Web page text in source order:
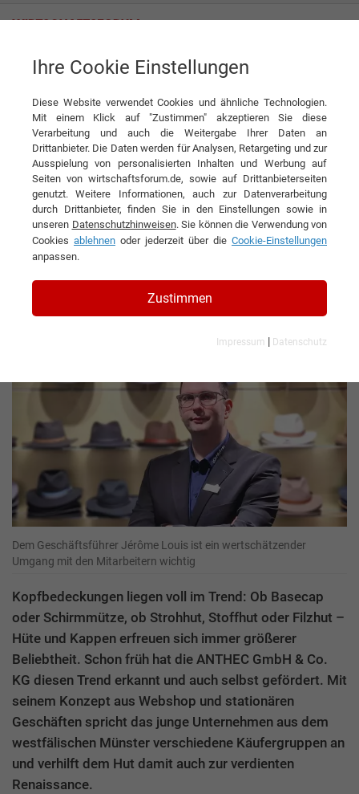
ANTHEC GmbH & Co. KG
Interview ANTHEC GmbH & Co. KG
DIESEN ARTIKEL EMPFEHLEN
Online oder Shop: Auf jeden Fall
immer gut behütet
Geschäftsführer der ANTHEC GmbH & Co.
KG
Dem Geschäftsführer Jérôme Louis ist ein wertschätzender
Umgang mit den Mitarbeitern wichtig
Kopfbedeckungen liegen voll im Trend: Ob Basecap
oder Schirmmütze, ob Strohhut, Stoffhut oder Filzhut –
Hüte und Kappen erfreuen sich immer größerer
Beliebtheit. Schon früh hat die ANTHEC GmbH & Co.
KG diesen Trend erkannt und auch selbst gefördert. Mit
seinem Konzept aus Webshop und stationären
Geschäften spricht das junge Unternehmen aus dem
westfälischen Münster verschiedene Käufergruppen an
und verhilft dem Hut damit auch zur verdienten
Renaissance.
Ihre Cookie Einstellungen
Diese Website verwendet Cookies und ähnliche Technologien.
Mit einem Klick auf "Zustimmen" akzeptieren Sie diese
Verarbeitung und auch die Weitergabe Ihrer Daten an
Drittanbieter. Die Daten werden für Analysen, Retargeting und zur
Ausspielung von personalisierten Inhalten und Werbung auf
Seiten von wirtschaftsforum.de, sowie auf Drittanbieterseiten
genutzt. Weitere Informationen, auch zur Datenverarbeitung
durch Drittanbieter, finden Sie in den Einstellungen sowie in
unseren Datenschutzhinweisen. Sie können die Verwendung von
Cookies ablehnen oder jederzeit über die Cookie-Einstellungen
anpassen.
Zustimmen
Impressum | Datenschutz